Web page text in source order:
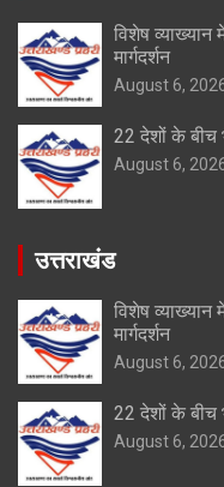
विशेष व्याख्यान
मार्गदर्शन
August 6,
22 देशों के बीच
August 6,
उत्तराखंड
विशेष व्याख्यान
मार्गदर्शन
August 6,
22 देशों के बीच
August 6,